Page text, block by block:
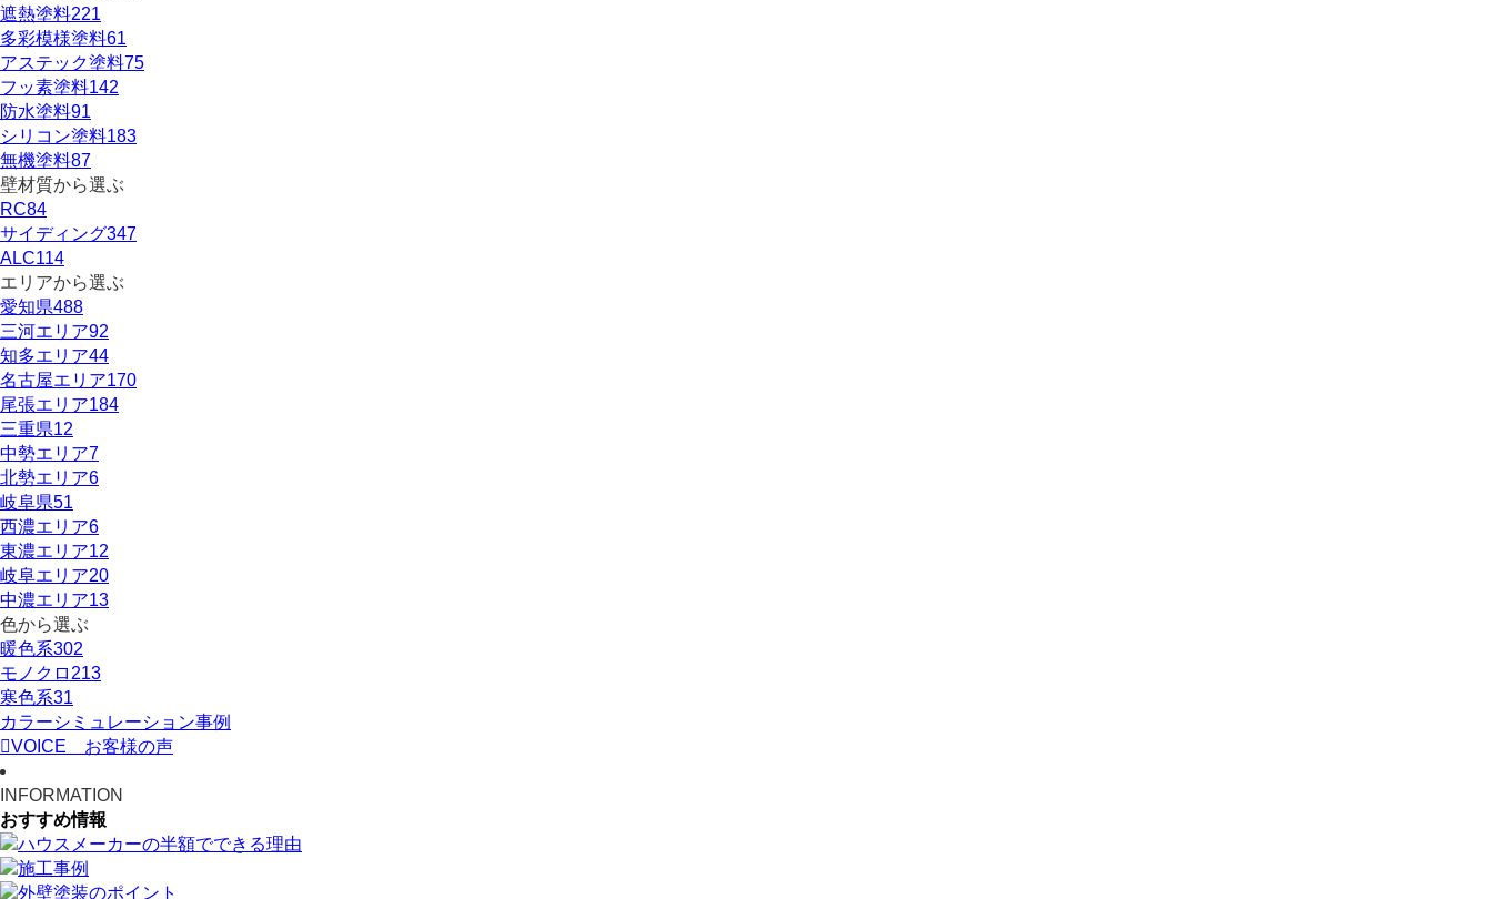
遮熱塗料221
多彩模様塗料61
アステック塗料75
フッ素塗料142
防水塗料91
シリコン塗料183
無機塗料87
壁材質から選ぶ
RC84
サイディング347
ALC114
エリアから選ぶ
愛知県488
三河エリア92
知多エリア44
名古屋エリア170
尾張エリア184
三重県12
中勢エリア7
北勢エリア6
岐阜県51
西濃エリア6
東濃エリア12
岐阜エリア20
中濃エリア13
色から選ぶ
暖色系302
モノクロ 213
寒色系31
カラーシミュレーション事例
VOICE
お客様の声
INFORMATION
おすすめ情報